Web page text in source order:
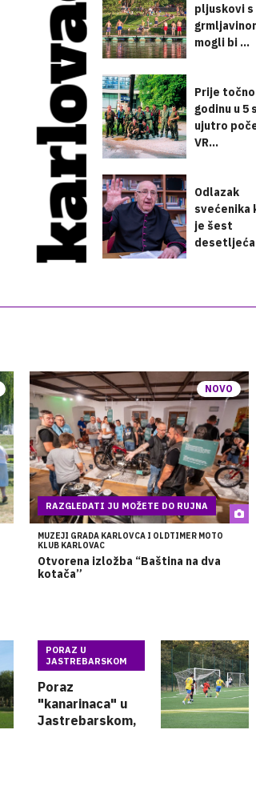
pljuskovi s
mogli bi ...
Prije točno
godinu u 5
ujutro
VR...
Odlazak
svećenika
je šest
desetljeća
NOVO
RAZGLEDATI JU MOŽETE DO RUJNA
MUZEJI GRADA KARLOVCA I OLDTIMER MOTO
KLUB KARLOVAC
Otvorena izložba “Baština na dva
kotača”
PORAZ U
JASTREBARSKOM
Poraz
"kanarinaca" u
Jastrebarskom,